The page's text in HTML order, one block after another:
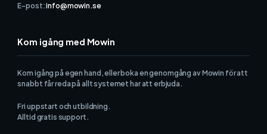
E-post:info@mowin.se
Kom igång med Mowin
Kom igång på egen hand, eller boka en genomgång av Mowin för att
snabbt får reda på allt systemet har att erbjuda.
Fri uppstart och utbildning.
Alltid gratis support.